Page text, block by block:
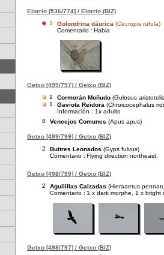
Elorrio [536/774] / Elorrio (BIZ)
1
Golondrina dáurica (Cecropis rufula)
Comentario : Habia
Getxo [499/797] / Getxo (BIZ)
1
Cormorán Moñudo (Gulosus
1
Gaviota Reidora (Chroicocephalus
Información : 1x adulto
8
Vencejos Comunes (Apus apus)
Getxo [499/799] / Getxo (BIZ)
2
Buitres Leonados (Gyps fulvus)
Comentario : Flying direction northeast.
Getxo [498/799] / Getxo (BIZ)
2
Aguilillas Calzadas (Hieraaetus
Comentario : 1 x dark morphe, 1 x bright
Getxo [498/797] / Getxo (BIZ)